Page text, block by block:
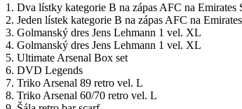
1. Dva lístky kategorie B na zápas AFC na Emirates
2. Jeden lístek kategorie B na zápas AFC na
3. Golmanský dres Jens Lehmann 1 vel. XL
4. Golmanský dres Jens Lehmann 1 vel. XL
5. Ultimate Arsenal Box set
6. DVD Legends
7. Triko Arsenal 89 retro vel. L
8. Triko Arsenal 60/70 retro vel. L